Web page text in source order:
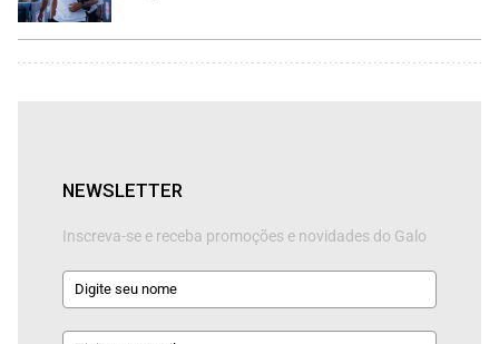
NEWSLETTER
Inscreva-se e receba promoções e novidades do Galo